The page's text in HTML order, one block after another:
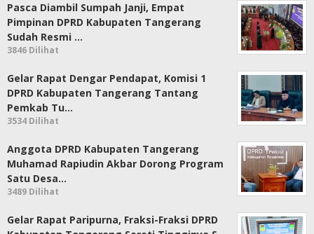
Pasca Diambil Sumpah Janji, Empat
Pimpinan DPRD Kabupaten Tangerang
Sudah Resmi …
3846 Dilihat
Gelar Rapat Dengar Pendapat, Komisi 1
DPRD Kabupaten Tangerang Tantang
Pemkab Tu…
3534 Dilihat
Anggota DPRD Kabupaten Tangerang
Muhamad Rapiudin Akbar Dorong Program
Satu Desa…
3489 Dilihat
Gelar Rapat Paripurna, Fraksi-Fraksi DPRD